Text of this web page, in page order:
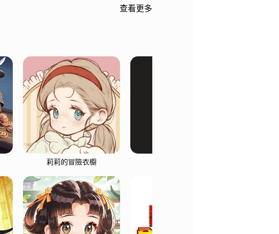
查看更多
莉莉的冒險衣櫥